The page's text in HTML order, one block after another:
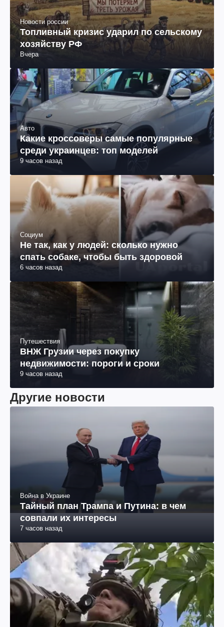
Новости россии
Топливный кризис ударил по сельскому
хозяйству РФ
Вчера
Авто
Какие кроссоверы самые популярные
среди украинцев: топ моделей
9 часов назад
Социум
Не так, как у людей: сколько нужно
спать собаке, чтобы быть здоровой
6 часов назад
Путешествия
ВНЖ Грузии через покупку
недвижимости: пороги и сроки
9 часов назад
Другие новости
Война в Украине
Тайный план Трампа и Путина: в чем
совпали их интересы
7 часов назад